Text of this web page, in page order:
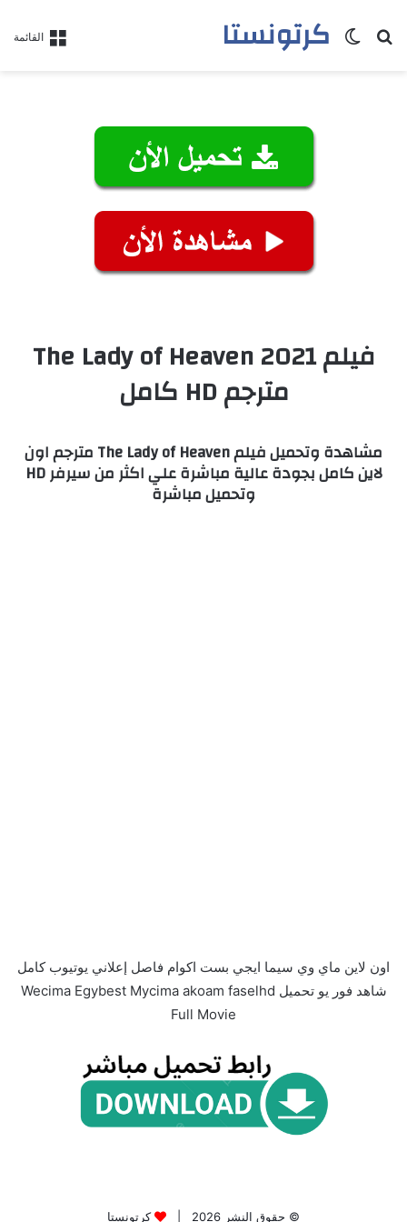
القائمة كرتونستابحث عنالوضع المظلم
فيلم The Lady of Heaven 2021
مترجم HD كامل
مشاهدة وتحميل فيلم The Lady of Heaven مترجم اون
لاين كامل بجودة عالية مباشرة علي اكثر من سيرفر HD
وتحميل مباشرة
اون لاين ماي وي سيما ايجي بست اكوام فاصل إعلاني يوتيوب كامل
شاهد فور يو تحميل Wecima Egybest Mycima akoam faselhd
Full Movie
© حقوق النشر 2026 | كرتونستا